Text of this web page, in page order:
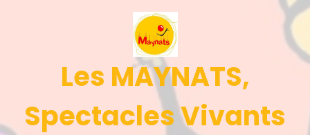
Les MAYNATS,
Spectacles Vivants